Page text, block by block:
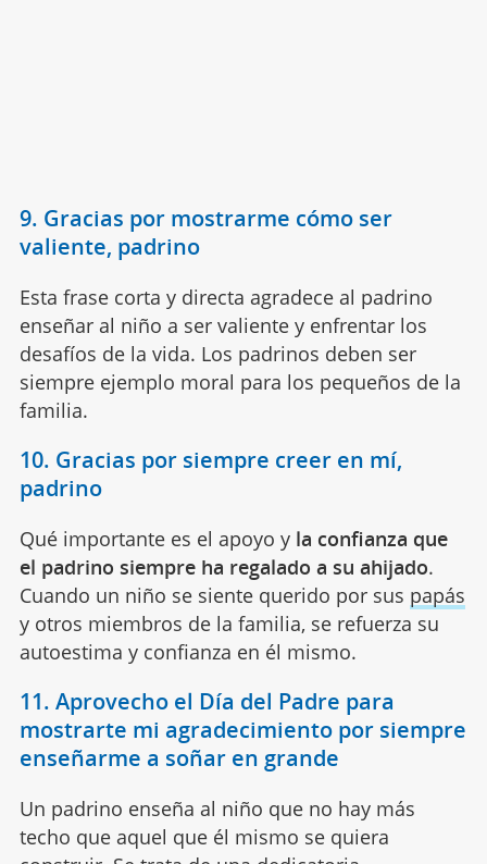
9. Gracias por mostrarme cómo ser
valiente, padrino
Esta frase corta y directa agradece al padrino
enseñar al niño a ser valiente y enfrentar los
desafíos de la vida. Los padrinos deben ser
siempre ejemplo moral para los pequeños de la
familia.
10. Gracias por siempre creer en mí,
padrino
Qué importante es el apoyo y la confianza que
el padrino siempre ha regalado a su ahijado.
Cuando un niño se siente querido por sus papás
y otros miembros de la familia, se refuerza su
autoestima y confianza en él mismo.
11. Aprovecho el Día del Padre para
mostrarte mi agradecimiento por siempre
enseñarme a soñar en grande
Un padrino enseña al niño que no hay más
techo que aquel que él mismo se quiera